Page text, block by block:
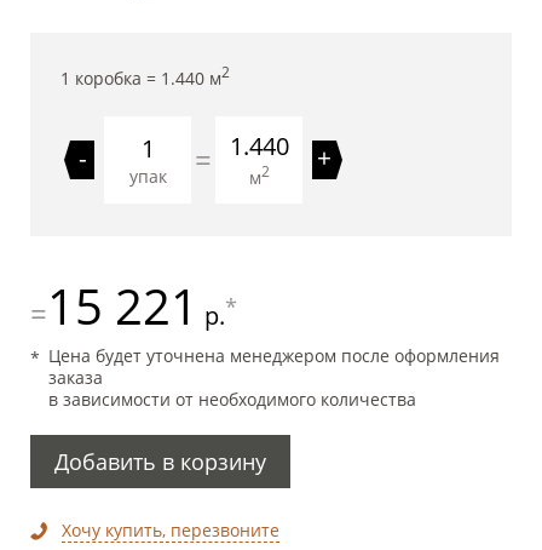
1 коробка = 1.440 м2
-
упак = 1.440
м2 +
=15 221 р.*
Цена будет уточнена менеджером после оформления
заказа
в зависимости от необходимого количества
Добавить в корзину
Хочу купить, перезвоните